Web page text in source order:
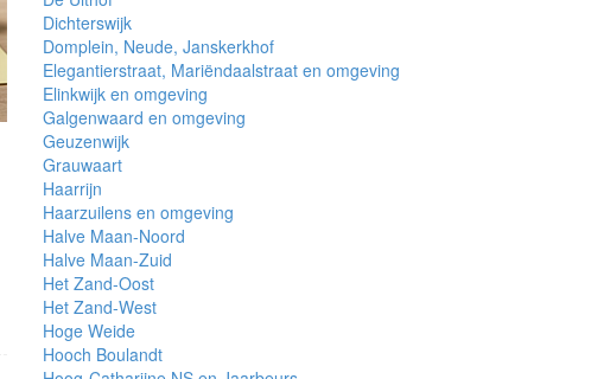
Dichterswijk
Domplein, Neude, Janskerkhof
Elegantierstraat, Mariëndaalstraat en omgeving
Elinkwijk en omgeving
Galgenwaard en omgeving
Geuzenwijk
Grauwaart
Haarrijn
Haarzuilens en omgeving
Halve Maan-Noord
Halve Maan-Zuid
Het Zand-Oost
Het Zand-West
Hoge Weide
Hooch Boulandt